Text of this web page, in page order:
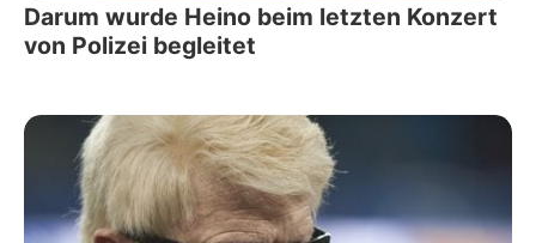
Darum wurde Heino beim letzten Konzert
von Polizei begleitet